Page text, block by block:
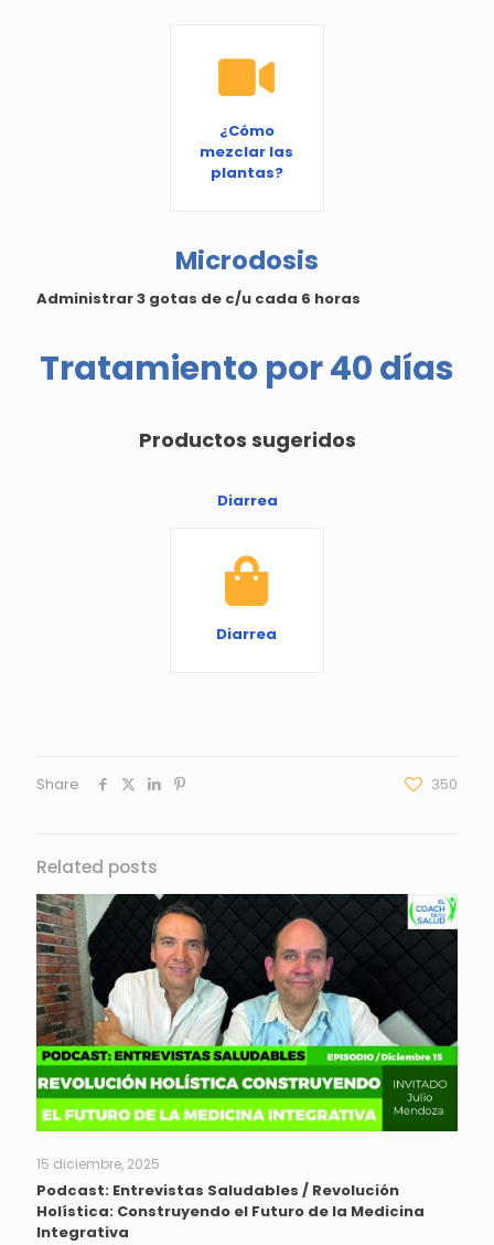
¿Cómo
mezclar las
plantas?
Microdosis
Administrar 3 gotas de c/u cada 6 horas
Tratamiento por 40 días
Productos sugeridos
Diarrea
Diarrea
Share 350
Related posts
15 diciembre, 2025
Podcast: Entrevistas Saludables / Revolución
Holística: Construyendo el Futuro de la Medicina
Integrativa